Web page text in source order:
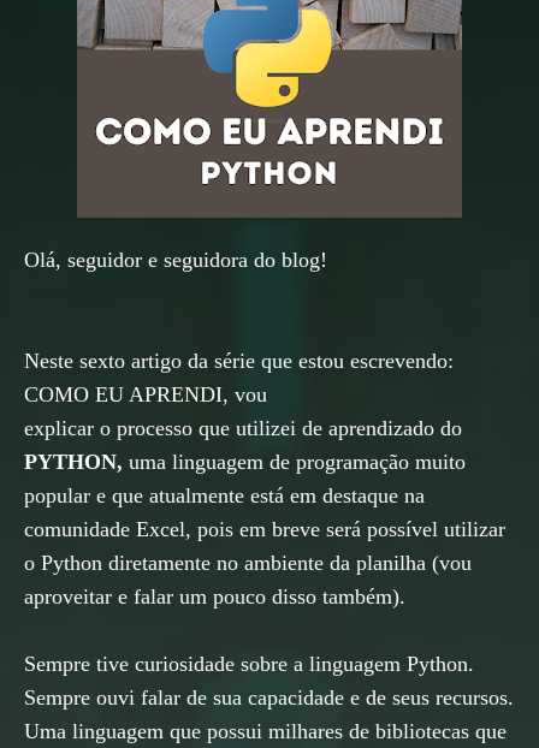
Olá, seguidor e seguidora do blog!
Neste sexto artigo da série que estou escrevendo:
COMO EU APRENDI, vou
explicar o processo que utilizei de aprendizado do
PYTHON, uma linguagem de programação muito
popular e que atualmente está em destaque na
comunidade Excel, pois em breve será possível utilizar
o Python diretamente no ambiente da planilha (vou
aproveitar e falar um pouco disso também).
Sempre tive curiosidade sobre a linguagem Python.
Sempre ouvi falar de sua capacidade e de seus recursos.
Uma linguagem que possui milhares de bibliotecas que